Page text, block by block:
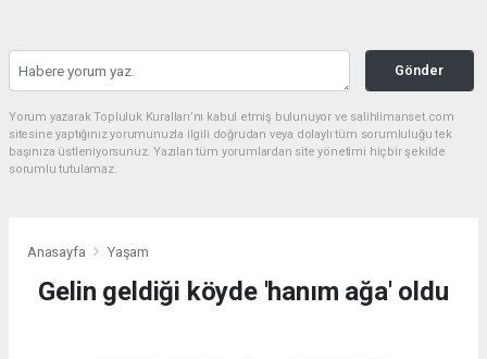
Gönder
Yorum yazarak Topluluk Kuralları’nı kabul etmiş bulunuyor ve salihlimanset.com
sitesine yaptığınız yorumunuzla ilgili doğrudan veya dolaylı tüm sorumluluğu tek
başınıza üstleniyorsunuz. Yazılan tüm yorumlardan site yönetimi hiçbir şekilde
sorumlu tutulamaz.
Anasayfa Yaşam
Gelin geldiği köyde 'hanım ağa' oldu